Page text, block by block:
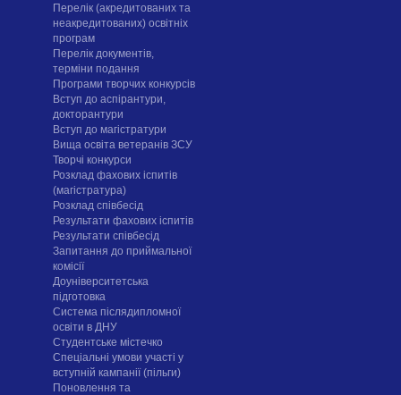
Перелік (акредитованих та
неакредитованих) освітніх
програм
Перелік документів,
терміни подання
Програми творчих конкурсiв
Вступ до аспірантури,
докторантури
Вступ до магістратури
Вища освіта ветеранів ЗСУ
Творчі конкурси
Розклад фахових іспитів
(магістратура)
Розклад співбесід
Результати фахових іспитів
Результати співбесід
Запитання до приймальної
комісії
Доуніверситетська
підготовка
Система післядипломної
освіти в ДНУ
Cтудентське містечко
Спеціальні умови участі у
вступній кампанії (пільги)
Поновлення та